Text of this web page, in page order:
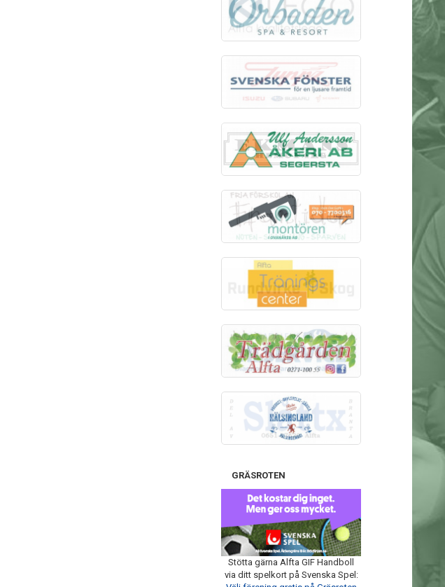
GRÄSROTEN
Stötta gärna Alfta GIF Handboll
via ditt spelkort på Svenska Spel: